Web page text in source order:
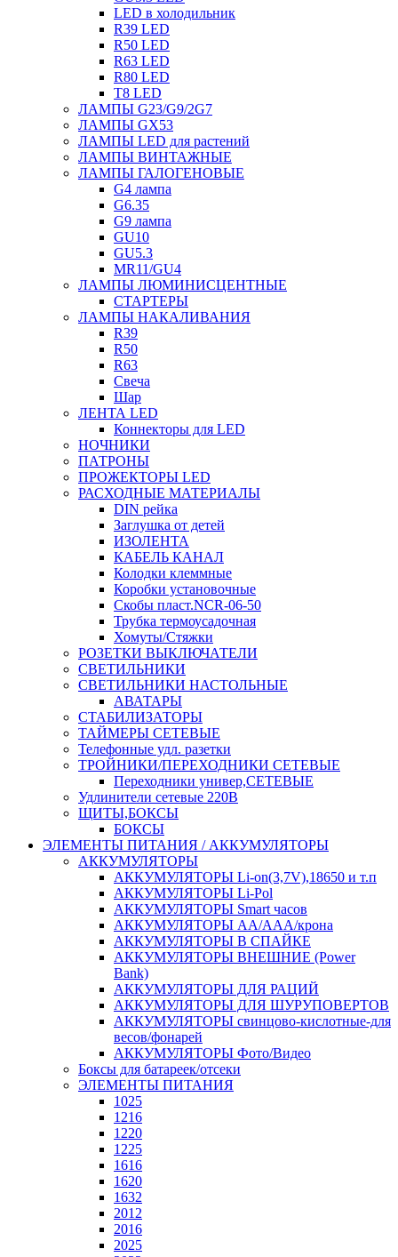
LED в холодильник
R39 LED
R50 LED
R63 LED
R80 LED
T8 LED
ЛАМПЫ G23/G9/2G7
ЛАМПЫ GX53
ЛАМПЫ LED для растений
ЛАМПЫ ВИНТАЖНЫЕ
ЛАМПЫ ГАЛОГЕНОВЫЕ
G4 лампа
G6.35
G9 лампа
GU10
GU5.3
MR11/GU4
ЛАМПЫ ЛЮМИНИСЦЕНТНЫЕ
СТАРТЕРЫ
ЛАМПЫ НАКАЛИВАНИЯ
R39
R50
R63
Свеча
Шар
ЛЕНТА LED
Коннекторы для LED
НОЧНИКИ
ПАТРОНЫ
ПРОЖЕКТОРЫ LED
РАСХОДНЫЕ МАТЕРИАЛЫ
DIN рейка
Заглушка от детей
ИЗОЛЕНТА
КАБЕЛЬ КАНАЛ
Колодки клеммные
Коробки установочные
Скобы пласт.NCR-06-50
Трубка термоусадочная
Хомуты/Стяжки
РОЗЕТКИ ВЫКЛЮЧАТЕЛИ
СВЕТИЛЬНИКИ
СВЕТИЛЬНИКИ НАСТОЛЬНЫЕ
АВАТАРЫ
СТАБИЛИЗАТОРЫ
ТАЙМЕРЫ СЕТЕВЫЕ
Телефонные удл. разетки
ТРОЙНИКИ/ПЕРЕХОДНИКИ СЕТЕВЫЕ
Переходники универ,СЕТЕВЫЕ
Удлинители сетевые 220В
ЩИТЫ,БОКСЫ
БОКСЫ
ЭЛЕМЕНТЫ ПИТАНИЯ / АККУМУЛЯТОРЫ
АККУМУЛЯТОРЫ
АККУМУЛЯТОРЫ Li-on(3,7V),18650 и т.п
АККУМУЛЯТОРЫ Li-Pol
АККУМУЛЯТОРЫ Smart часов
АККУМУЛЯТОРЫ АА/ААА/крона
АККУМУЛЯТОРЫ В СПАЙКЕ
АККУМУЛЯТОРЫ ВНЕШНИЕ (Power
Bank)
АККУМУЛЯТОРЫ ДЛЯ РАЦИЙ
АККУМУЛЯТОРЫ ДЛЯ ШУРУПОВЕРТОВ
АККУМУЛЯТОРЫ свинцово-кислотные-для
весов/фонарей
АККУМУЛЯТОРЫ Фото/Видео
Боксы для батареек/отсеки
ЭЛЕМЕНТЫ ПИТАНИЯ
1025
1216
1220
1225
1616
1620
1632
2012
2016
2025